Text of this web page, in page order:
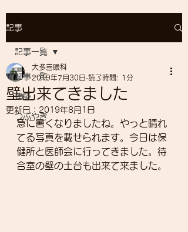
記事
記事一覧
建築
つぶやき
記事一覧
壁出来てきました
大多喜眼科
2019年7月30日 読了時間: 1分
更新日： 2019年8月1日
急に暑くなりましたね。やっと晴れ
てる写真を載せられます。今日は保
健所と医師会に行ってきました。待
合室の壁の土台も出来て来ました。